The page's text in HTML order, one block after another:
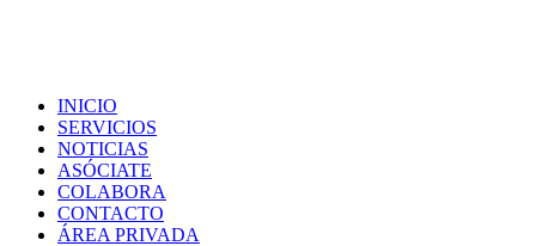
INICIO
SERVICIOS
NOTICIAS
ASÓCIATE
COLABORA
CONTACTO
ÁREA PRIVADA